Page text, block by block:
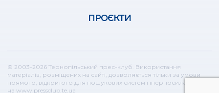
ПРОЄКТИ
© 2003-2026 Тернопільський прес-клуб. Використання
матеріалів, розміщених на сайті, дозволяється тільки за умови
прямого, відкритого для пошукових систем гіперпосилання
на www.pressclub.te.ua